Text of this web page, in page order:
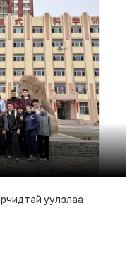
уулзлаа